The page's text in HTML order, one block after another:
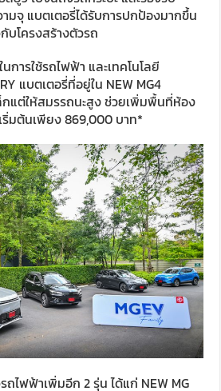
มจุ แบตเตอรี่ได้รับการปกป้องมากขึ้น
บโครงสร้างตัวรถ
ารใช้รถไฟฟ้า และเทคโนโลยี
แบตเตอรี่ที่อยู่ใน NEW MG4
กแต่ให้สมรรถนะสูง ช่วยเพิ่มพื้นที่ห้อง
ริ่มต้นเพียง 869,000 บาท*
ถไฟฟ้าเพิ่มอีก 2 รุ่น ได้แก่ NEW MG